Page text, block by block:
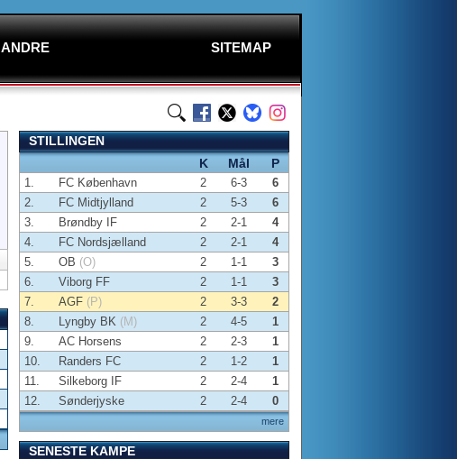
ANDRE SITEMAP
STILLINGEN
K
Mål P
mere
1. FC København 2 6-3
6
2.
FC Midtjylland 2 5-3
6
3.
Brøndby IF 2 2-1
4
4.
FC Nordsjælland 2 2-1
4
5.
OB (O) 2 1-1
3
6.
Viborg FF 2 1-1
3
7.
AGF (P) 2 3-3
2
8.
Lyngby BK (M) 2 4-5
1
9.
AC Horsens 2 2-3
1
10.
Randers FC 2 1-2
1
11.
Silkeborg IF 2 2-4
1
12.
Sønderjyske 2 2-4 0
SENESTE KAMPE